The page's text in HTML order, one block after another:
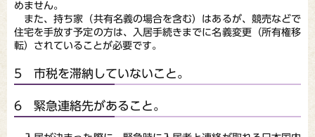
めません。
また、持ち家（共有名義の場合を含む）はあるが、競売などで
住宅を手放す予定の方は、入居手続きまでに名義変更（所有権移
転）されていることが必要です。
5 市税を滞納していないこと。
6 緊急連絡先があること。